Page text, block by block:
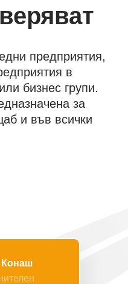
предприятия,
в
бизнес групи.
за
и във всички
Конаш